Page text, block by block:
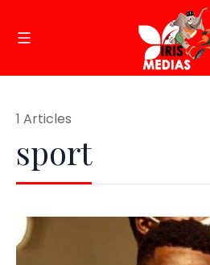
sport
1 Articles